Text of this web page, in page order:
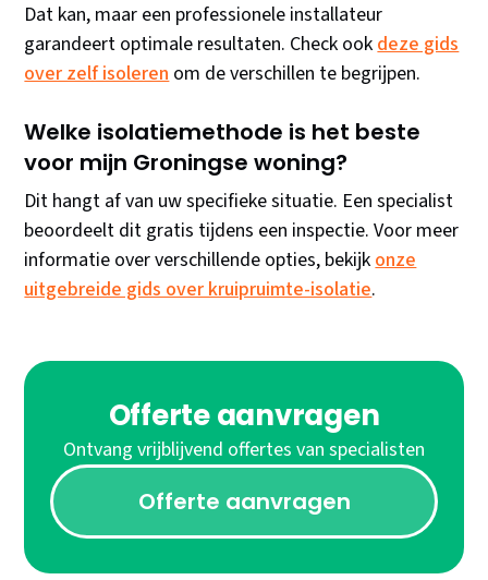
Dat kan, maar een professionele installateur
garandeert optimale resultaten. Check ookdeze gids
over zelf isolerenom de verschillen te begrijpen.
Welke isolatiemethode is het beste
voor mijn Groningse woning?
Dit hangt af van uw specifieke situatie. Een specialist
beoordeelt dit gratis tijdens een inspectie. Voor meer
informatie over verschillende opties, bekijkonze
uitgebreide gids over kruipruimte-isolatie.
Offerte aanvragen
Ontvang vrijblijvend offertes van specialisten
Offerte aanvragen